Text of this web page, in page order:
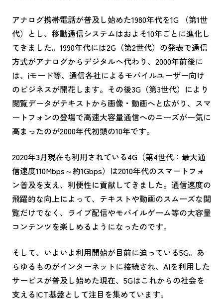
アナログ携帯電話が普及し始めた1980年代を1G （第1世
代）とし、移動通信システムはおよそ10年ごとに進化し
てきました。1990年代には2G（第2世代）の発表で通信
方式がアナログからデジタルへ代わり、2000年前後に
は、iモード等、通信各社によるモバイルユーザー向け
のビジネスが開花します。その後3G（第3世代）により
閲覧データがテキストから画像・動画へと広がり、スマ
ートフォンの登場で高速大容量通信へのニーズが一気に
高まったのが2000年代初頭の10年です。
2020年3月現在も利用されている4G（第4世代：最大通
信速度110Mbps～約1Gbps）は2010年代のスマートフォ
ン普及を支え、利便性に貢献してきました。通信速度の
飛躍的な向上によって、テキストや動画のスムーズな閲
覧だけでなく、ライブ配信やモバイルゲーム等の大容量
コンテンツを楽しめるようになったのです。
そして、いよいよ利用開始が目前に迫っている5G。あ
らゆるものがインターネットに接続され、AIを利用した
サービスが普及し始めた現在、5Gはこれからの社会を
支えるICT基盤として注目を集めています。